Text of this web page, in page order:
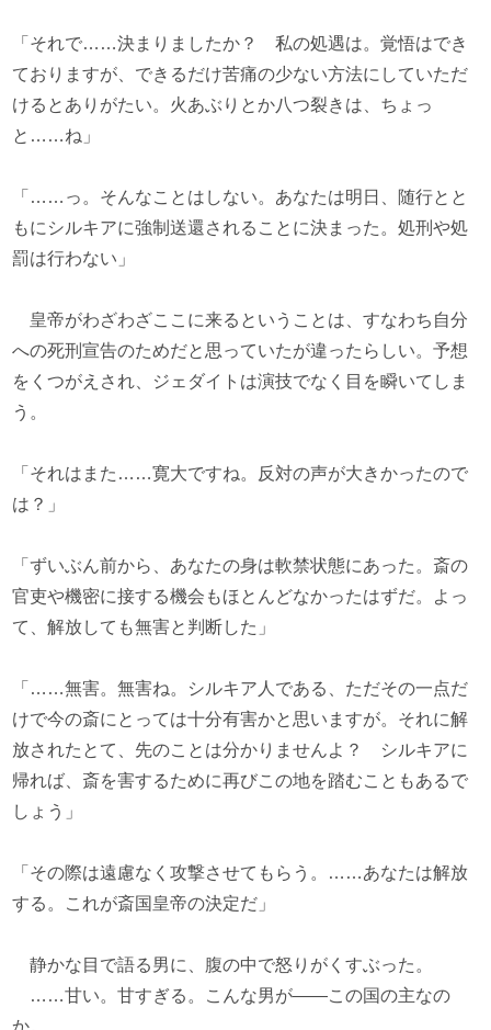
「それで……決まりましたか？ 私の処遇は。覚悟はでき
ておりますが、できるだけ苦痛の少ない方法にしていただ
けるとありがたい。火あぶりとか八つ裂きは、ちょっ
と……ね」
「……っ。そんなことはしない。あなたは明日、随行とと
もにシルキアに強制送還されることに決まった。処刑や処
罰は行わない」
皇帝がわざわざここに来るということは、すなわち自分
への死刑宣告のためだと思っていたが違ったらしい。予想
をくつがえされ、ジェダイトは演技でなく目を瞬いてしま
う。
「それはまた……寛大ですね。反対の声が大きかったので
は？」
「ずいぶん前から、あなたの身は軟禁状態にあった。斎の
官吏や機密に接する機会もほとんどなかったはずだ。よっ
て、解放しても無害と判断した」
「……無害。無害ね。シルキア人である、ただその一点だ
けで今の斎にとっては十分有害かと思いますが。それに解
放されたとて、先のことは分かりませんよ？ シルキアに
帰れば、斎を害するために再びこの地を踏むこともあるで
しょう」
「その際は遠慮なく攻撃させてもらう。……あなたは解放
する。これが斎国皇帝の決定だ」
静かな目で語る男に、腹の中で怒りがくすぶった。
……甘い。甘すぎる。こんな男が――この国の主なの
か。